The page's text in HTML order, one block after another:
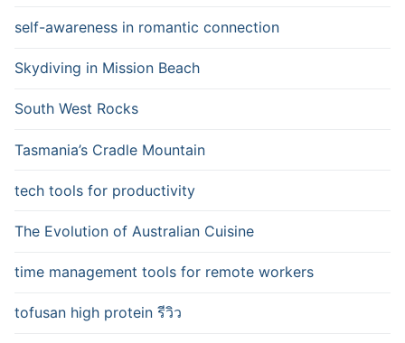
self-awareness in romantic connection
Skydiving in Mission Beach
South West Rocks
Tasmania’s Cradle Mountain
tech tools for productivity
The Evolution of Australian Cuisine
time management tools for remote workers
tofusan high protein รีวิว